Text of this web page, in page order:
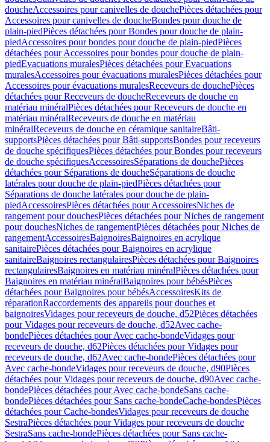
doucheAccessoires pour canivelles de douchePièces détachées pour
Accessoires pour canivelles de doucheBondes pour douche de
plain-piedPièces détachées pour Bondes pour douche de plain-
piedAccessoires pour bondes pour douche de plain-piedPièces
détachées pour Accessoires pour bondes pour douche de plain-
piedEvacuations muralesPièces détachées pour Evacuations
muralesAccessoires pour évacuations muralesPièces détachées pour
Accessoires pour évacuations muralesReceveurs de douchePièces
détachées pour Receveurs de doucheReceveurs de douche en
matériau minéralPièces détachées pour Receveurs de douche en
matériau minéralReceveurs de douche en matériau
minéralReceveurs de douche en céramique sanitaireBâti-
supportsPièces détachées pour Bâti-supportsBondes pour receveurs
de douche spécifiquesPièces détachées pour Bondes pour receveurs
de douche spécifiquesAccessoiresSéparations de douchePièces
détachées pour Séparations de doucheSéparations de douche
latérales pour douche de plain-piedPièces détachées pour
Séparations de douche latérales pour douche de plain-
piedAccessoiresPièces détachées pour AccessoiresNiches de
rangement pour douchesPièces détachées pour Niches de rangement
pour douchesNiches de rangementPièces détachées pour Niches de
rangementAccessoiresBaignoiresBaignoires en acrylique
sanitairePièces détachées pour Baignoires en acrylique
sanitaireBaignoires rectangulairesPièces détachées pour Baignoires
rectangulairesBaignoires en matériau minéralPièces détachées pour
Baignoires en matériau minéralBaignoires pour bébésPièces
détachées pour Baignoires pour bébésAccessoiresKits de
réparationRaccordements des appareils pour douches et
baignoiresVidages pour receveurs de douche, d52Pièces détachées
pour Vidages pour receveurs de douche, d52Avec cache-
bondePièces détachées pour Avec cache-bondeVidages pour
receveurs de douche, d62Pièces détachées pour Vidages pour
receveurs de douche, d62Avec cache-bondePièces détachées pour
Avec cache-bondeVidages pour receveurs de douche, d90Pièces
détachées pour Vidages pour receveurs de douche, d90Avec cache-
bondePièces détachées pour Avec cache-bondeSans cache-
bondePièces détachées pour Sans cache-bondeCache-bondesPièces
détachées pour Cache-bondesVidages pour receveurs de douche
SestraPièces détachées pour Vidages pour receveurs de douche
SestraSans cache-bondePièces détachées pour Sans cache-